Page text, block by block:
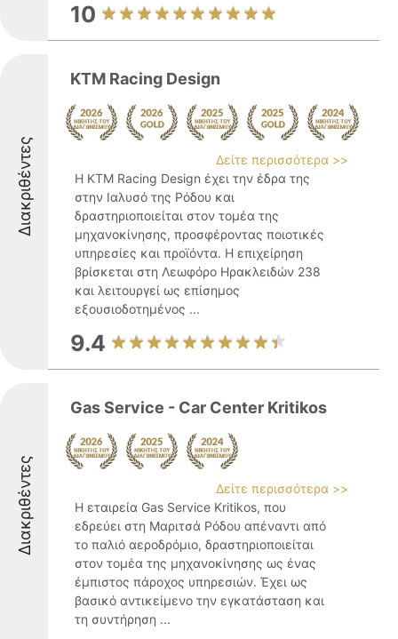
10
Διακριθέντες
KTM Racing Design
Δείτε περισσότερα >>
Η KTM Racing Design έχει την έδρα της
στην Ιαλυσό της Ρόδου και
δραστηριοποιείται στον τομέα της
μηχανοκίνησης, προσφέροντας ποιοτικές
υπηρεσίες και προϊόντα. Η επιχείρηση
βρίσκεται στη Λεωφόρο Ηρακλειδών 238
και λειτουργεί ως επίσημος
εξουσιοδοτημένος ...
9.4
Διακριθέντες
Gas Service - Car Center Kritikos
Δείτε περισσότερα >>
Η εταιρεία Gas Service Kritikos, που
εδρεύει στη Μαριτσά Ρόδου απέναντι από
το παλιό αεροδρόμιο, δραστηριοποιείται
στον τομέα της μηχανοκίνησης ως ένας
έμπιστος πάροχος υπηρεσιών. Έχει ως
βασικό αντικείμενο την εγκατάσταση και
τη συντήρηση ...